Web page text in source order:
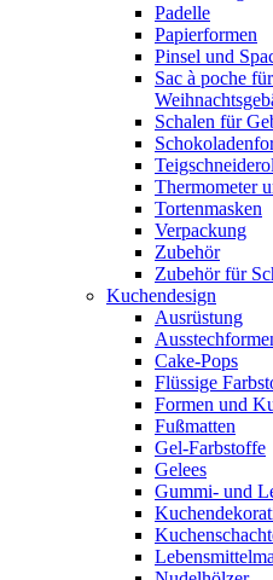
Padelle
Papierformen
Pinsel und
Sac à poche
Schalen für
Thermometer
Tortenmasken
Verpackung
Zubehör
Zubehör für
Kuchendesign
Ausrüstung
Cake-Pops
Flüssige
Formen und
Fußmatten
Gel-Farbstoffe
Gelees
Gummi- und